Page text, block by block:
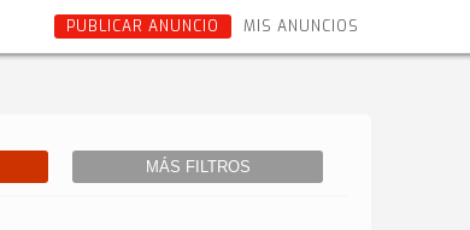
MIS ANUNCIOS
PUBLICAR ANUNCIO
MÁS FILTROS